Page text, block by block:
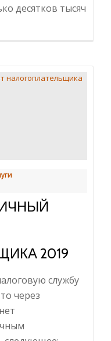
десятков тысяч
2019
службу
через